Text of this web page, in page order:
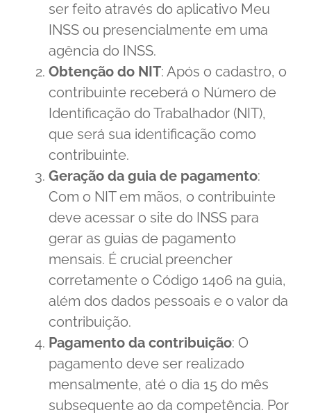
ser feito através do aplicativo Meu
INSS ou presencialmente em uma
agência do INSS.
Obtenção do NIT: Após o cadastro, o
contribuinte receberá o Número de
Identificação do Trabalhador (NIT),
que será sua identificação como
contribuinte.
Geração da guia de pagamento:
Com o NIT em mãos, o contribuinte
deve acessar o site do INSS para
gerar as guias de pagamento
mensais. É crucial preencher
corretamente o Código 1406 na guia,
além dos dados pessoais e o valor da
contribuição.
Pagamento da contribuição: O
pagamento deve ser realizado
mensalmente, até o dia 15 do mês
subsequente ao da competência. Por